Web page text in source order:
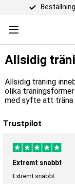
Allsidig
Allsidig träning
olika
med syfte att träna
Trustpilot
Extremt snabbt
Extremt snabbt